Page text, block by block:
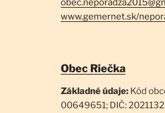
www.gemernet.sk/
Obec Riečka
Základné údaje: Kód
00649651; DIČ: